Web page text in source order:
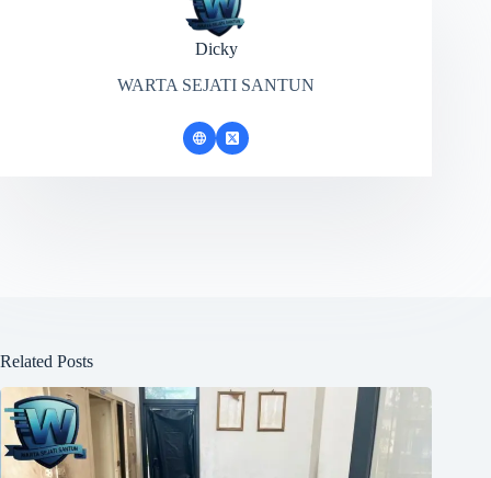
Dicky
WARTA SEJATI SANTUN
Related Posts